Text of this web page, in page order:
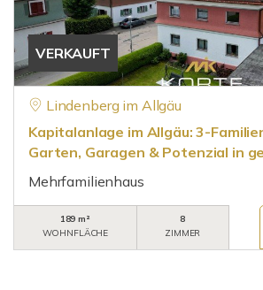
VERKAUFT
Lindenberg im Allgäu
Kapitalanlage im Allgäu: 3-
Garten, Garagen & Potenzial in
Mehrfamilienhaus
189 m²
WOHNFLÄCHE
8
ZIMMER